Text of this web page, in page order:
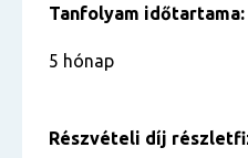
Tanfolyam időtartama:
5 hónap
Részvételi díj